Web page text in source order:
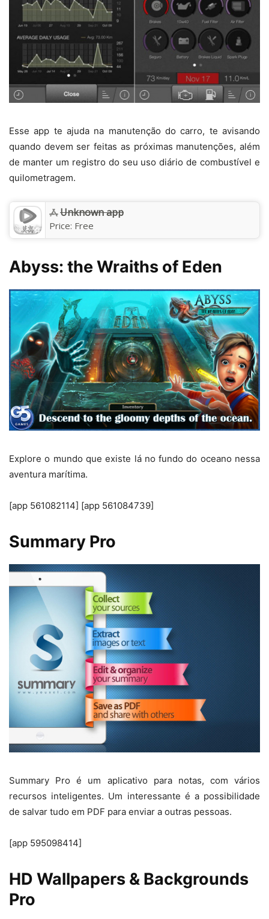
Esse app te ajuda na manutenção do carro, te avisando
quando devem ser feitas as próximas manutenções, além
de manter um registro do seu uso diário de combustível e
quilometragem.
Unknown app
Price: Free
Abyss: the Wraiths of Eden
Explore o mundo que existe lá no fundo do oceano nessa
aventura marítima.
[app 561082114] [app 561084739]
Summary Pro
Summary Pro é um aplicativo para notas, com vários
recursos inteligentes. Um interessante é a possibilidade
de salvar tudo em PDF para enviar a outras pessoas.
[app 595098414]
HD Wallpapers & Backgrounds
Pro